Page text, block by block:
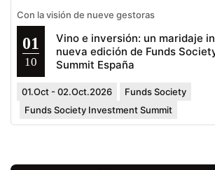
Con la visión de nueve gestoras
01
10
Vino e inversión: un maridaje
nueva edición de Funds
Summit España
01.Oct - 02.Oct.2026
Funds Society
Funds Society Investment Summit